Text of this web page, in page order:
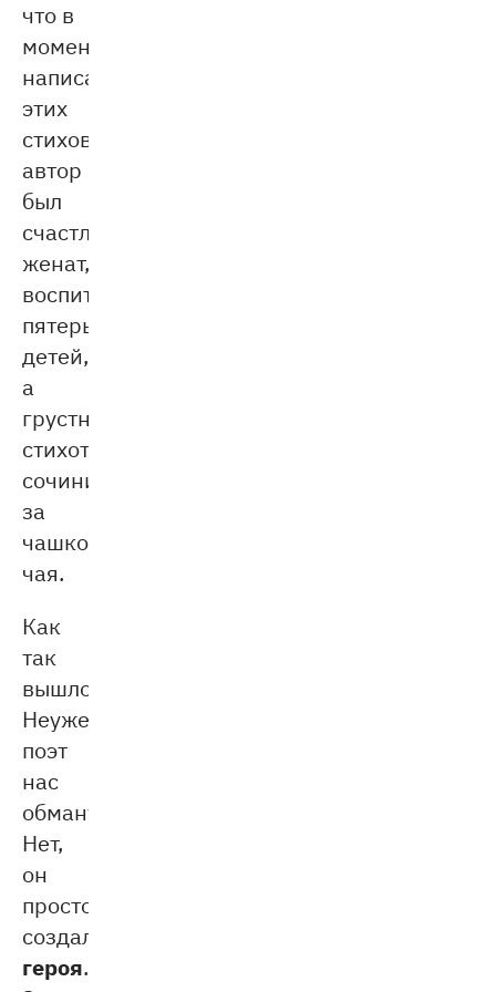
что в
момент
написания
этих
стихов
автор
был
счастливо
женат,
воспитывал
пятерых
детей,
а
грустное
стихотворение
сочинил
за
чашкой
чая.
Как
так
вышло?
Неужели
поэт
нас
обманул?
Нет,
он
просто
создал
героя.